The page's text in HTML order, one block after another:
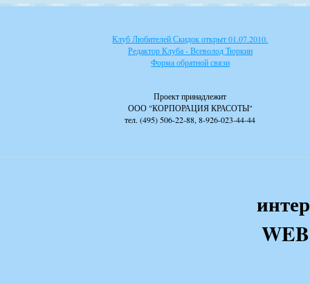
Клуб Любителей Скидок открыт 01.07.2010.
Редактор Клуба - Всеволод Тюркин
Форма обратной связи
Проект принадлежит
ООО "КОРПОРАЦИЯ КРАСОТЫ"
тел. (495) 506-22-88, 8-926-023-44-44